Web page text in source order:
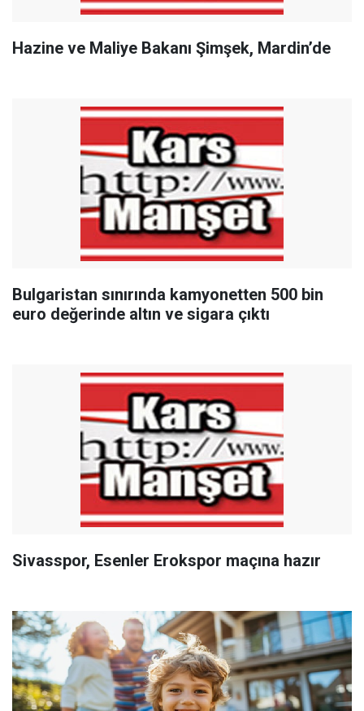
Hazine ve Maliye Bakanı Şimşek, Mardin’de
Bulgaristan sınırında kamyonetten 500 bin
euro değerinde altın ve sigara çıktı
Sivasspor, Esenler Erokspor maçına hazır